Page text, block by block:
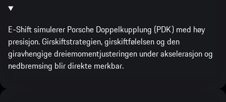
E-Shift simulerer Porsche Doppelkupplung (PDK) med høy
presisjon. Girskiftstrategien, girskiftfølelsen og den
giravhengige dreiemomentjusteringen under akselerasjon og
nedbremsing blir direkte merkbar.